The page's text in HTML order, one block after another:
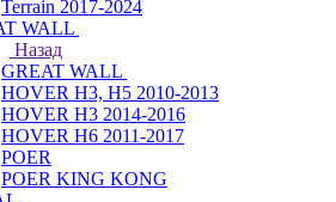
Terrain 2017-2024
WALL
Назад
GREAT WALL
HOVER H3, H5 2010-2013
HOVER H3 2014-2016
HOVER H6 2011-2017
POER
POER KING KONG